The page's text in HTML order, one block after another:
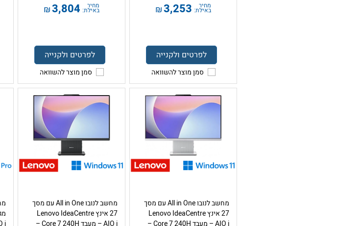
מחיר
באילת: 3,253
₪
לפרטים ולקנייה
סמן מוצר להשוואה
מחיר
באילת: 3,804
₪
לפרטים ולקנייה
סמן מוצר להשוואה
מחשב לנובו All in One עם מסך
27 אינץ Lenovo IdeaCentre
AIO i – מעבד Core 7 240H –
מחשב לנובו All in One עם מסך
27 אינץ Lenovo IdeaCentre
AIO i – מעבד Core 7 240H –